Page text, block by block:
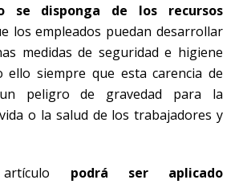
se disponga de los recursos
los empleados puedan desarrollar
medidas de seguridad e higiene
ello siempre que esta carencia de
peligro de gravedad para la
o la salud de los trabajadores y
podrá ser aplicado